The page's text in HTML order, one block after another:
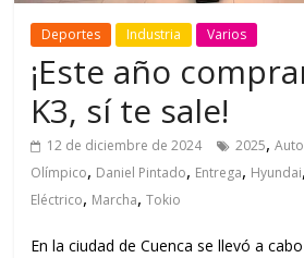
Deportes Industria Varios
¡Este año
K3, sí te sale!
12 de diciembre de 2024 2025,
Olímpico, Daniel Pintado, Entrega, Hyundai,
Eléctrico, Marcha,Tokio
En la ciudad de Cuenca se llevó a